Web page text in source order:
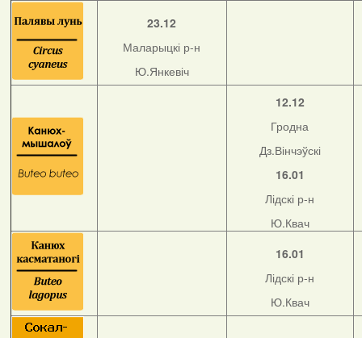
23.12
Маларыцкі р-н
Ю.Янкевіч
12.12
Гродна
Дз.Вінчэўскі
16.01
Лідскі р-н
Ю.Квач
16.01
Лідскі р-н
Ю.Квач